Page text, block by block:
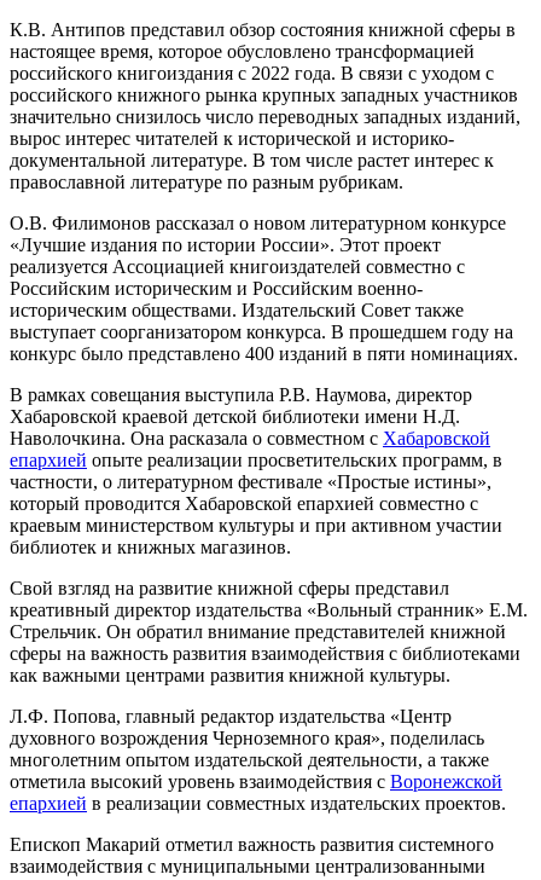
К.В. Антипов представил обзор состояния книжной сферы в
настоящее время, которое обусловлено трансформацией
российского книгоиздания с 2022 года. В связи с уходом с
российского книжного рынка крупных западных участников
значительно снизилось число переводных западных изданий,
вырос интерес читателей к исторической и историко-
документальной литературе. В том числе растет интерес к
православной литературе по разным рубрикам.
О.В. Филимонов рассказал о новом литературном конкурсе
«Лучшие издания по истории России». Этот проект
реализуется Ассоциацией книгоиздателей совместно с
Российским историческим и Российским военно-
историческим обществами. Издательский Совет также
выступает соорганизатором конкурса. В прошедшем году на
конкурс было представлено 400 изданий в пяти номинациях.
В рамках совещания выступила Р.В. Наумова, директор
Хабаровской краевой детской библиотеки имени Н.Д.
Наволочкина. Она расказала о совместном с Хабаровской
епархией опыте реализации просветительских программ, в
частности, о литературном фестивале «Простые истины»,
который проводится Хабаровской епархией совместно с
краевым министерством культуры и при активном участии
библиотек и книжных магазинов.
Свой взгляд на развитие книжной сферы представил
креативный директор издательства «Вольный странник» Е.М.
Стрельчик. Он обратил внимание представителей книжной
сферы на важность развития взаимодействия с библиотеками
как важными центрами развития книжной культуры.
Л.Ф. Попова, главный редактор издательства «Центр
духовного возрождения Черноземного края», поделилась
многолетним опытом издательской деятельности, а также
отметила высокий уровень взаимодействия с Воронежской
епархией в реализации совместных издательских проектов.
Епископ Макарий отметил важность развития системного
взаимодействия с муниципальными централизованными